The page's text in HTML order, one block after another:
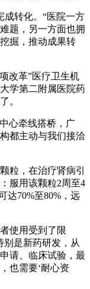
转化。“医院一方
题，另一方面也拥
掘，推动成果转
改革”医疗卫生机
学第二附属医院药
。
心牵线搭桥，广
都主动与我们接洽
，在治疗肾病引
服用该颗粒2周至4
达70%至80%，远
使用受到了限
别是新药研发，从
请、临床试验，最
也需要‘耐心资